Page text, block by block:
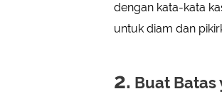
dengan kata-kata
untuk diam dan
2. Buat Batas